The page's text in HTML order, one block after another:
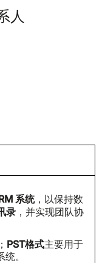
人
系统，以保持数
录 ，并实现团队协
PST格式主要用于
。